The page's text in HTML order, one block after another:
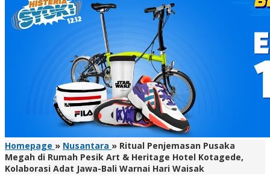
Homepage » Nusantara » Ritual Penjemasan Pusaka
Megah di Rumah Pesik Art & Heritage Hotel Kotagede,
Kolaborasi Adat Jawa-Bali Warnai Hari Waisak